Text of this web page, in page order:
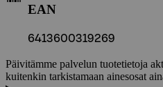
EAN
6413600319269
Päivitämme palvelun tuotetietoja
kuitenkin tarkistamaan ainesosat